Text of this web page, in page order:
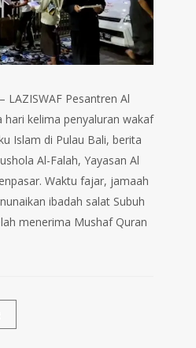
LAZISWAF Pesantren Al
hari kelima penyaluran wakaf
Islam di Pulau Bali, berita
Al-Falah, Yayasan Al
Waktu fajar, jamaah
ibadah salat Subuh
menerima Mushaf Quran